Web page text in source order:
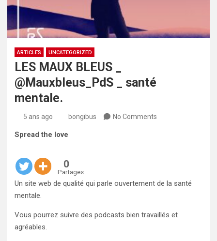
ARTICLES UNCATEGORIZED
LES MAUX BLEUS _
@Mauxbleus_PdS _ santé
mentale.
5 ans ago bongibus No Comments
Spread the love
0
Partages
Un site web de qualité qui parle ouvertement de la santé
mentale.
Vous pourrez suivre des podcasts bien travaillés et
agréables.